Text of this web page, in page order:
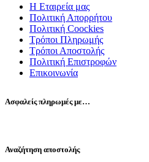
Η Εταιρεία μας
Πολιτική Απορρήτου
Πολιτική Coockies
Τρόποι Πληρωμής
Τρόποι Αποστολής
Πολιτική Επιστροφών
Επικοινωνία
Ασφαλείς πληρωμές με…
Αναζήτηση αποστολής